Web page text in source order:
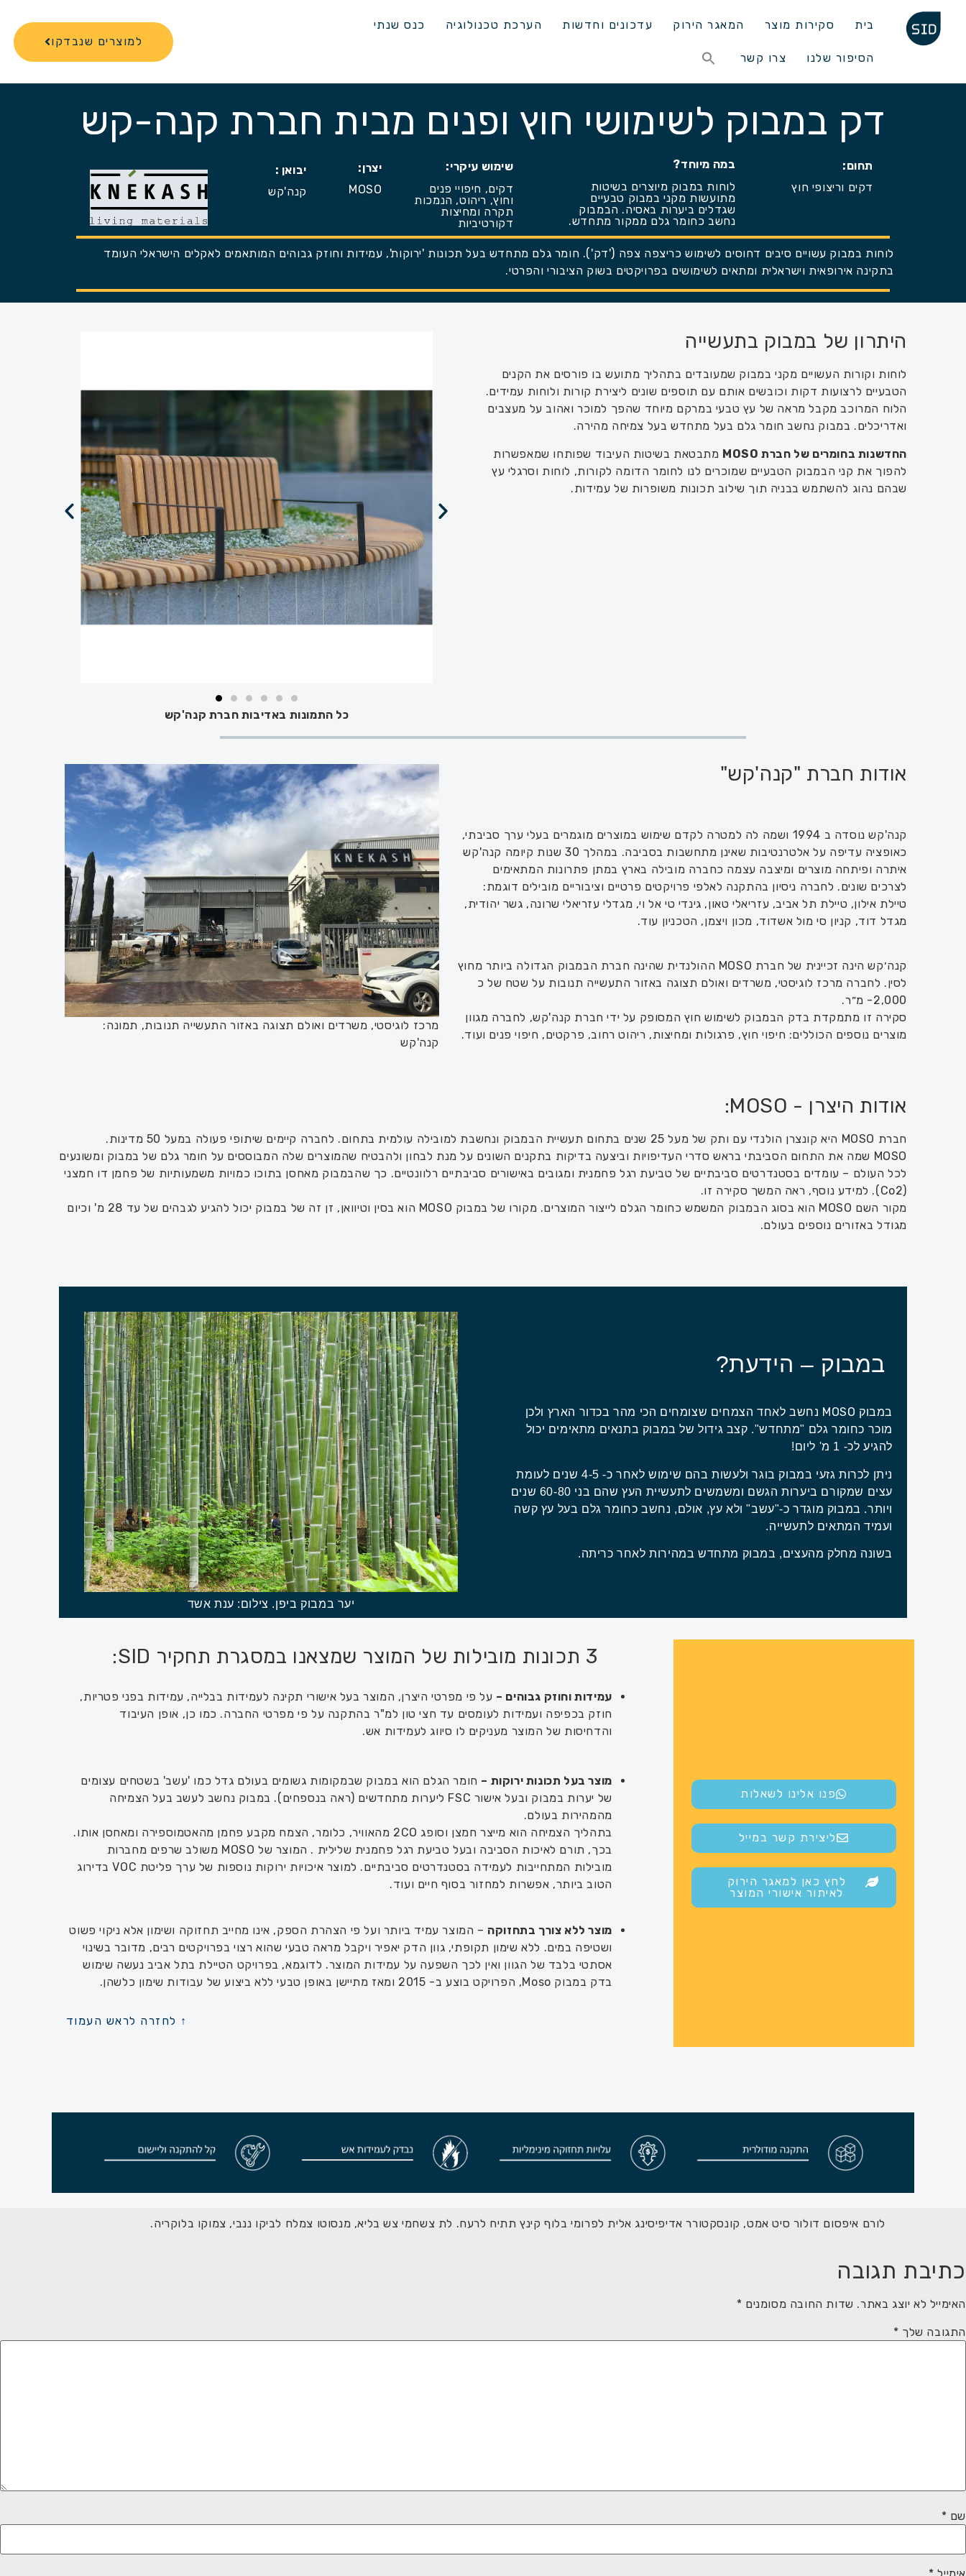
בית סקירות מוצר המאגר הירוק עדכונים וחדשות הערכת טכנולוגיה כנס שנתי
הסיפור שלנו צרו קשר
Search
for:
למוצרים שנבדקו
דק במבוק לשימושי חוץ ופנים מבית חברת קנה-קש
תחום:
דקים וריצופי חוץ
במה מיוחד?
לוחות במבוק מיוצרים בשיטות
מתועשות מקני במבוק טבעיים
שגדלים ביערות באסיה. הבמבוק
נחשב כחומר גלם ממקור מתחדש.
שימוש עיקרי:
דקים, חיפויי פנים
וחוץ, ריהוט, הנמכות
תקרה ומחיצות
דקורטיביות
יצרן:
MOSO
יבואן :
קנה'קש
לוחות במבוק עשויים סיבים דחוסים לשימוש כריצפה צפה ('דק'). חומר גלם מתחדש בעל תכונות 'ירוקות', עמידות וחוזק גבוהים המותאמים לאקלים הישראלי העומד
בתקינה אירופאית וישראלית ומתאים לשימושים בפרויקטים בשוק הציבורי והפרטי.
היתרון של במבוק בתעשייה
לוחות וקורות העשויים מקני במבוק שמעובדים בתהליך מתועש בו פורסים את הקנים
הטבעיים לרצועות דקות וכובשים אותם עם תוספים שונים ליצירת קורות ולוחות עמידים.
הלוח המרוכב מקבל מראה של עץ טבעי במרקם מיוחד שהפך למוכר ואהוב על מעצבים
ואדריכלים. במבוק נחשב חומר גלם בעל מתחדש בעל צמיחה מהירה.
החדשנות בחומרים של חברת MOSO
מתבטאת בשיטות העיבוד שפותחו שמאפשרות
להפוך את קני הבמבוק הטבעיים שמוכרים לנו לחומר הדומה לקורות, לוחות וסרגלי עץ
שבהם נהוג להשתמש בבניה תוך שילוב תכונות משופרות של עמידות.
כל התמונות באדיבות חברת קנה'קש
אודות חברת "קנה'קש"
קנה'קש נוסדה ב 1994 ושמה לה למטרה לקדם שימוש במוצרים מוגמרים בעלי ערך סביבתי,
כאופציה עדיפה על אלטרנטיבות שאינן מתחשבות בסביבה. במהלך 30 שנות קיומה קנה'קש
איתרה ופיתחה מוצרים ומיצבה עצמה כחברה מובילה בארץ במתן פתרונות המתאימים
לצרכים שונים. לחברה ניסיון בהתקנה לאלפי פרויקטים פרטיים וציבוריים מובילים דוגמת:
טיילת אילון, טיילת תל אביב, עזריאלי טאון, גינדי טי אל וי, מגדלי עזריאלי שרונה, גשר יהודית,
מגדל דוד, קניון סי מול אשדוד, מכון ויצמן, הטכניון עוד.
קנה׳קש הינה זכיינית של חברת MOSO ההולנדית שהינה חברת הבמבוק הגדולה ביותר מחוץ
לסין. לחברה מרכז לוגיסטי, משרדים ואולם תצוגה באזור התעשייה תנובות על שטח של כ
2,000- מ״ר.
סקירה זו מתמקדת בדק הבמבוק לשימוש חוץ המסופק על ידי חברת קנה'קש, לחברה מגוון
מוצרים נוספים הכוללים: חיפוי חוץ, פרגולות ומחיצות, ריהוט רחוב, פרקטים, חיפוי פנים ועוד.
מרכז לוגיסטי, משרדים ואולם תצוגה באזור התעשייה תנובות, תמונה:
קנה'קש
אודות היצרן - MOSO:
חברת MOSO היא קונצרן הולנדי עם ותק של מעל 25 שנים בתחום תעשיית הבמבוק ונחשבת למובילה עולמית בתחום. לחברה קיימים שיתופי פעולה במעל 50 מדינות.
MOSO שמה את התחום הסביבתי בראש סדרי העדיפויות וביצעה בדיקות בתקנים השונים על מנת לבחון ולהבטיח שהמוצרים שלה המבוססים על חומר גלם של במבוק ומשונעים
לכל העולם – עומדים בסטנדרטים סביבתיים של טביעת רגל פחמנית ומגובים באישורים סביבתיים רלוונטיים. כך שהבמבוק מאחסן בתוכו כמויות משמעותיות של פחמן דו חמצני
(Co2). למידע נוסף, ראה המשך סקירה זו.
מקור השם MOSO הוא בסוג הבמבוק המשמש כחומר הגלם לייצור המוצרים. מקורו של במבוק MOSO הוא בסין וטיוואן, זן זה של במבוק יכול להגיע לגבהים של עד 28 מ' וכיום
מגודל באזורים נוספים בעולם.
במבוק – הידעת?
במבוק MOSO נחשב לאחד הצמחים שצומחים הכי מהר בכדור הארץ ולכן
מוכר כחומר גלם "מתחדש". קצב גידול של במבוק בתנאים מתאימים יכול
להגיע לכ- 1 מ' ליום!
ניתן לכרות גזעי במבוק בוגר ולעשות בהם שימוש לאחר כ- 4-5 שנים לעומת
עצים שמקורם ביערות הגשם ומשמשים לתעשיית העץ שהם בני 60-80 שנים
ויותר. במבוק מוגדר כ-"עשב" ולא עץ, אולם, נחשב כחומר גלם בעל עץ קשה
ועמיד המתאים לתעשייה.
בשונה מחלק מהעצים, במבוק מתחדש במהירות לאחר כריתה.
יער במבוק ביפן. צילום: ענת אשד
פנו אלינו לשאלות
ליצירת קשר במייל
לחץ כאן למאגר הירוק
לאיתור אישורי המוצר
3 תכונות מובילות של המוצר שמצאנו במסגרת תחקיר SID:
עמידות וחוזק גבוהים – על פי מפרטי היצרן, המוצר בעל אישורי תקינה לעמידות בבלייה, עמידות בפני פטריות,
חוזק בכפיפה ועמידות לעומסים עד חצי טון למ"ר בהתקנה על פי מפרטי החברה. כמו כן, אופן העיבוד
והדחיסות של המוצר מעניקים לו סיווג לעמידות אש.
מוצר בעל תכונות ירוקות – חומר הגלם הוא במבוק שבמקומות גשומים בעולם גדל כמו 'עשב' בשטחים עצומים
של יערות במבוק ובעל אישור FSC ליערות מתחדשים (ראה בנספחים). במבוק נחשב לעשב בעל הצמיחה
מהמהירות בעולם.
בתהליך הצמיחה הוא מייצר חמצן וסופג 2CO מהאוויר, כלומר, הצמח מקבע פחמן מהאטמוספירה ומאחסן אותו.
בכך, תורם לאיכות הסביבה ובעל טביעת רגל פחמנית שלילית . המוצר של MOSO משולב שרפים מחברות
מובילות המתחייבות לעמידה בסטנדרטים סביבתיים. למוצר איכויות ירוקות נוספות של ערך פליטת VOC בדירוג
הטוב ביותר, אפשרות למחזור בסוף חיים ועוד.
מוצר ללא צורך בתחזוקה – המוצר עמיד ביותר ועל פי הצהרת הספק, אינו מחייב תחזוקה ושימון אלא ניקוי פשוט
ושטיפה במים. ללא שימון תקופתי, גוון הדק יאפיר ויקבל מראה טבעי שהוא רצוי בפרויקטים רבים, מדובר בשינוי
אסתטי בלבד של הגוון ואין לכך השפעה על עמידות המוצר. לדוגמא, בפרויקט הטיילת בתל אביב נעשה שימוש
בדק במבוק Moso, הפרויקט בוצע ב- 2015 ומאז מתיישן באופן טבעי ללא ביצוע של עבודות שימון כלשהן.
↑ לחזרה לראש העמוד
לורם איפסום דולור סיט אמט, קונסקטורר אדיפיסינג אלית לפרומי בלוף קינץ תתיח לרעח. לת צשחמי צש בליא, מנסוטו צמלח לביקו ננבי, צמוקו בלוקריה.
כתיבת תגובה
האימייל לא יוצג באתר. שדות החובה מסומנים *
התגובה שלך *
שם *